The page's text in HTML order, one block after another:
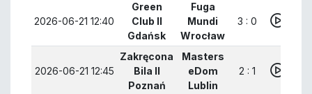
2026-06-21 12:40
Green
Club II
Gdańsk
Fuga
Mundi
Wrocław
3 : 0
2026-06-21 12:45
Zakręcona
Bila II
Poznań
Masters
eDom
Lublin
2 : 1